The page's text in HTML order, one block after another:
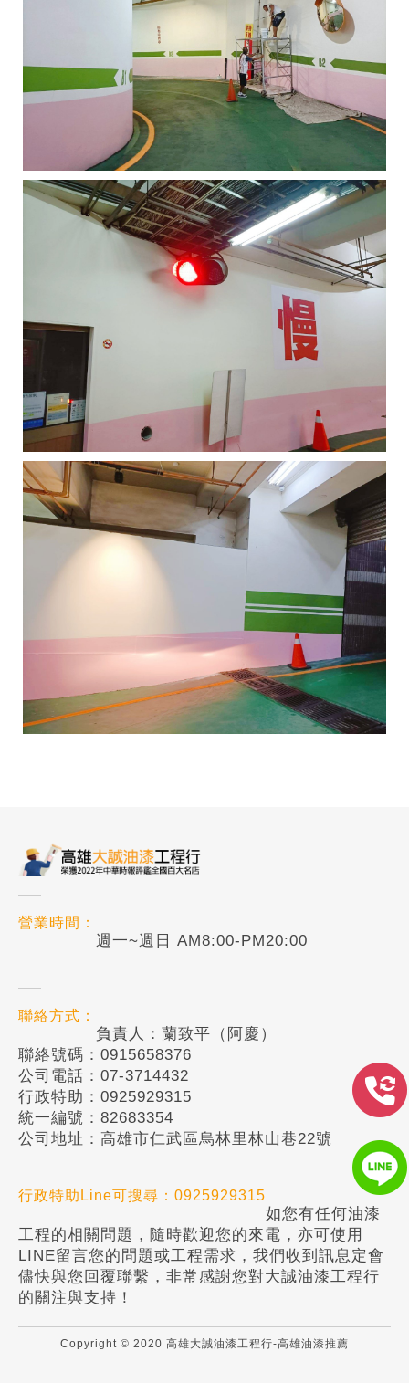
營業時間：
週一~週日 AM8:00-PM20:00
聯絡方式：
負責人：蘭致平（阿慶）
聯絡號碼：0915658376
公司電話：07-3714432
行政特助：0925929315
統一編號：82683354
公司地址：高雄市仁武區烏林里林山巷22號
行政特助Line可搜尋：0925929315
如您有任何油漆
工程的相關問題，隨時歡迎您的來電，亦可使用
LINE留言您的問題或工程需求，我們收到訊息定會
儘快與您回覆聯繫，非常感謝您對大誠油漆工程行
的關注與支持！
Copyright © 2020 高雄大誠油漆工程行-高雄油漆推薦